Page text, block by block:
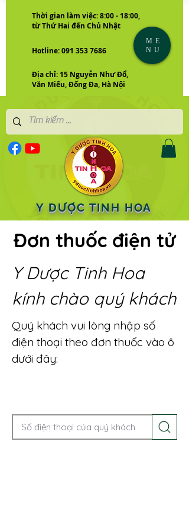
Thời gian làm việc: 8:00 - 18:00,
từ Thứ Hai đến Chủ Nhật
Hotline: 091 353 7686
Địa chỉ: 15 Nguyễn Như Đổ,
Văn Miếu, Đống Đa, Hà Nội
Y DƯỢC TINH HOA
ME
NU
Đơn thuốc điện tử
Y Dược Tinh Hoa
kính chào quý khách
Quý khách vui lòng nhập số
điện thoại theo đơn thuốc vào ô
dưới đây: